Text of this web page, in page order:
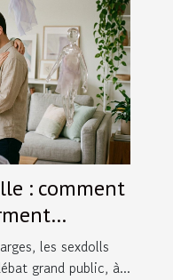
: comment
moderne
les sexdolls
grand public, à...